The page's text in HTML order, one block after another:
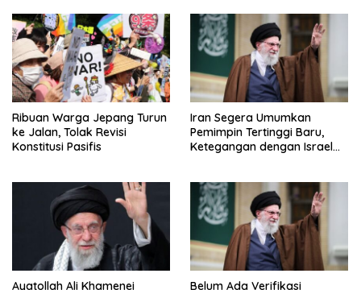
Ribuan Warga Jepang Turun
ke Jalan, Tolak Revisi
Konstitusi Pasifis
Iran Segera Umumkan
Pemimpin Tertinggi Baru,
Ketegangan dengan Israel
Ayatollah Ali Khamenei
Belum Ada Verifikasi